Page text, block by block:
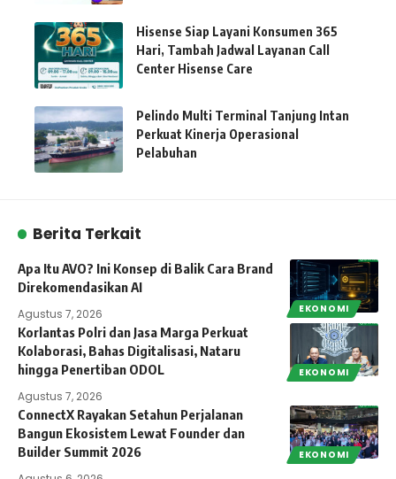
Hisense Siap Layani Konsumen 365
Hari, Tambah Jadwal Layanan Call
Center Hisense Care
Pelindo Multi Terminal Tanjung Intan
Perkuat Kinerja Operasional
Pelabuhan
Berita Terkait
EKONOMI
Apa Itu AVO? Ini Konsep di Balik Cara Brand
Direkomendasikan AI
Agustus 7, 2026
EKONOMI
Korlantas Polri dan Jasa Marga Perkuat
Kolaborasi, Bahas Digitalisasi, Nataru
hingga Penertiban ODOL
Agustus 7, 2026
EKONOMI
ConnectX Rayakan Setahun Perjalanan
Bangun Ekosistem Lewat Founder dan
Builder Summit 2026